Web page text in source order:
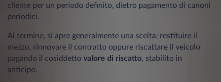
cliente per un periodo definito, dietro pagamento di canoni
periodici.
Al termine, si apre generalmente una scelta: restituire il
mezzo, rinnovare il contratto oppure riscattare il veicolo
pagando il cosiddetto valore di riscatto, stabilito in
anticipo.